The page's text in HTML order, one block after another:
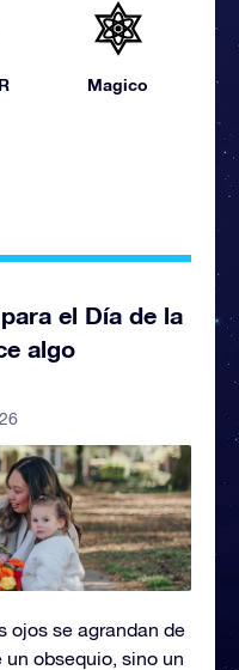
Magico
el Día de la
algo
ojos se agrandan de
obsequio, sino un